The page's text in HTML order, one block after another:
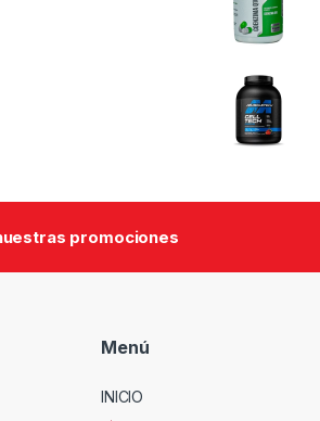
promociones
Menú
INICIO